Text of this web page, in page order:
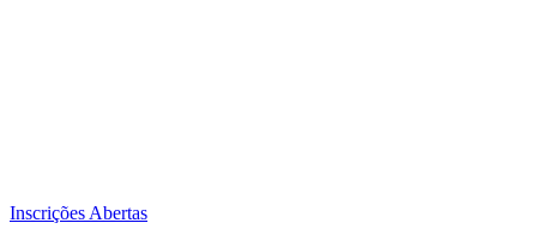
Inscrições Abertas